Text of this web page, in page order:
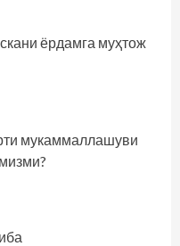
ёрдамга муҳтож
мукаммаллашуви